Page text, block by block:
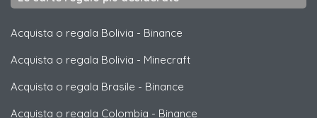
Acquista o regala Bolivia - Binance
Acquista o regala Bolivia - Minecraft
Acquista o regala Brasile - Binance
Acquista o regala Colombia - Binance